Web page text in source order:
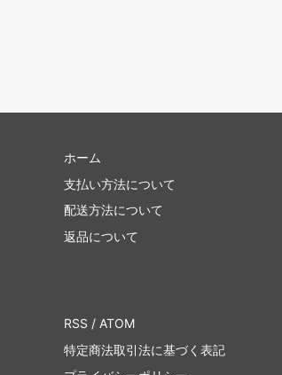
ホーム
支払い方法について
配送方法について
返品について
RSS / ATOM
特定商法取引法に基づく表記